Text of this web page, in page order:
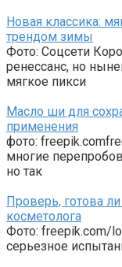
Новая классика:
трендом зимы
Фото: Соцсети
ренессанс, но
мягкое пикси
Масло ши для
применения
фото:
многие
но так
Проверь, готова
косметолога
Фото: freepik.com/
серьезное